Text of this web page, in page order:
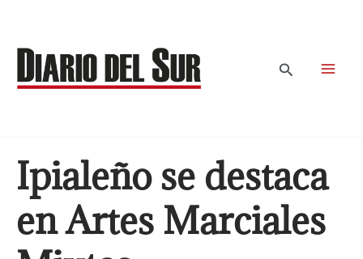
contenido
Buscar
Ipialeño se destaca
en Artes Marciales